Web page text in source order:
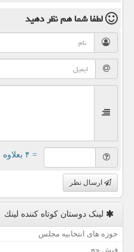
لطفا شما همنظر دهید
= ۴ بعلاوه ۱
ارسال نظر
لینک دوستان كوتاه كننده لینك
حوزه های انتخابیه مجلس
فیش حج